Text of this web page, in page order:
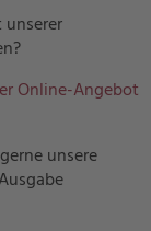
Online-Angebot
unsere